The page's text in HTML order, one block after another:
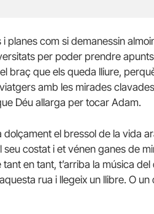
planes com si demanessin
per poder prendre
braç que els queda lliure,
amb les mirades
Déu allarga per tocar Adam.
dolçament el bressol de la vida
seu costat i et vénen ganes de
en tant, t’arriba la música
rua i llegeix un llibre. O